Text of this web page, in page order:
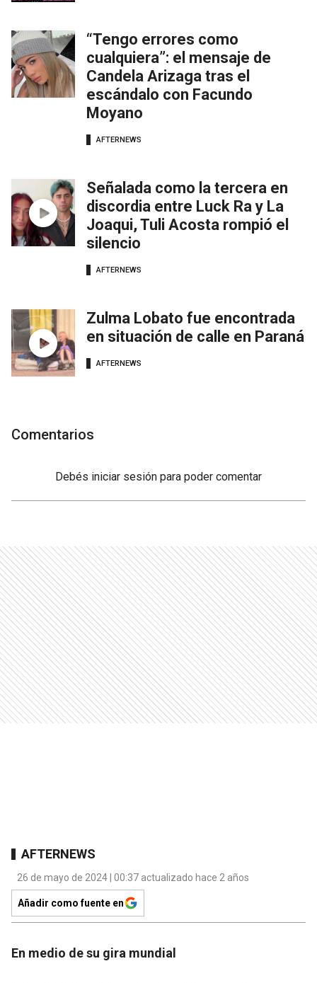
“Tengo errores como
cualquiera”: el mensaje de
Candela Arizaga tras el
escándalo con Facundo
Moyano
AFTERNEWS
Señalada como la tercera en
discordia entre Luck Ra y La
Joaqui, Tuli Acosta rompió el
silencio
AFTERNEWS
Zulma Lobato fue encontrada
en situación de calle en Paraná
AFTERNEWS
Comentarios
Debés iniciar sesión para poder comentar
AFTERNEWS
26 de mayo de 2024 | 00:37 actualizado hace 2 años
Añadir como fuente en
En medio de su gira mundial